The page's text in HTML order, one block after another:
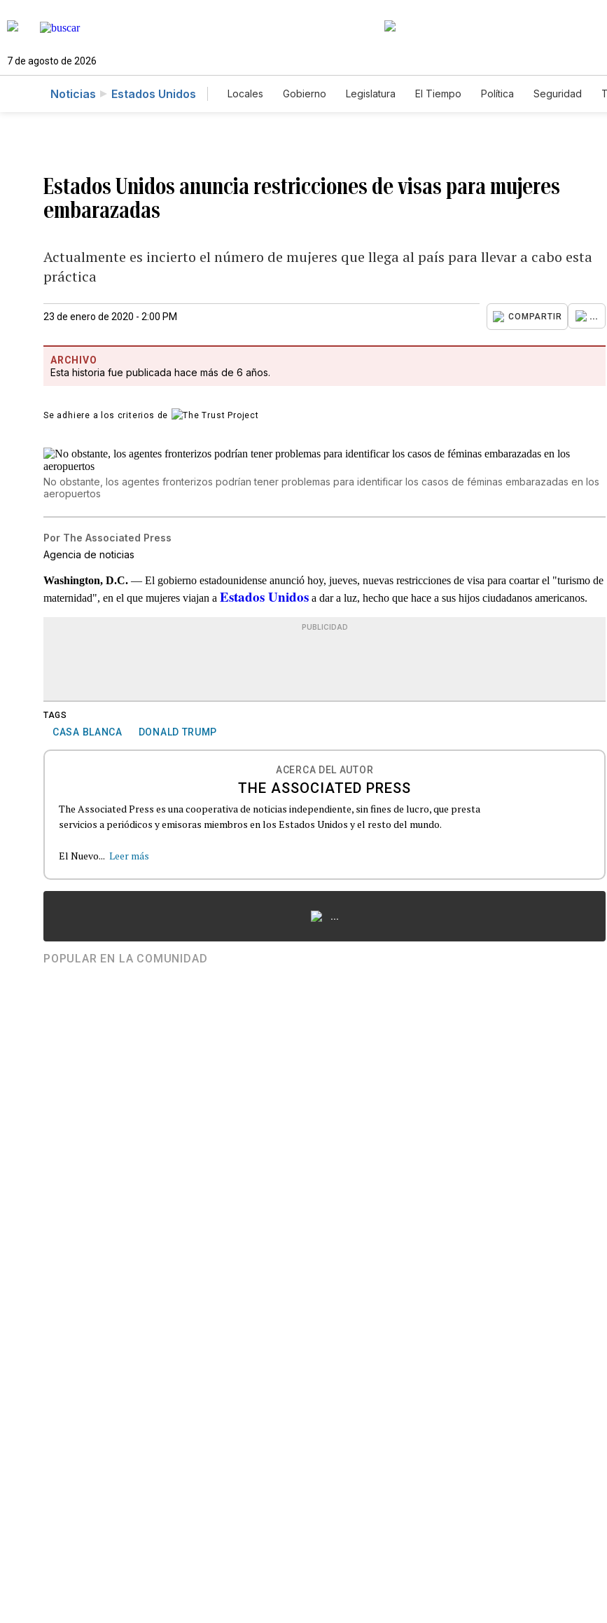
7 de agosto de 2026
Noticias Estados Unidos Locales Gobierno Legislatura El Tiempo Política Seguridad
Estados Unidos anuncia restricciones de visas para mujeres
embarazadas
Actualmente es incierto el número de mujeres que llega al país para llevar a cabo esta
práctica
23 de enero de 2020 - 2:00 PM COMPARTIR ...
ARCHIVO
Esta historia fue publicada hace más de 6 años.
Se adhiere a los criterios de
No obstante, los agentes fronterizos podrían tener problemas para identificar los casos de féminas embarazadas en los
aeropuertos
Por The Associated Press
Agencia de noticias
Washington, D.C.— El gobierno estadounidense anunció hoy, jueves, nuevas restricciones de visa para coartar el "turismo de
maternidad", en el que mujeres viajan a Estados Unidos a dar a luz, hecho que hace a sus hijos ciudadanos americanos.
PUBLICIDAD
TAGS
CASA BLANCA DONALD TRUMP
ACERCA DEL AUTOR
THE ASSOCIATED PRESS
The Associated Press es una cooperativa de noticias independiente, sin fines de lucro, que presta
servicios a periódicos y emisoras miembros en los Estados Unidos y el resto del mundo.
El Nuevo... Leer más
...
POPULAR EN LA COMUNIDAD